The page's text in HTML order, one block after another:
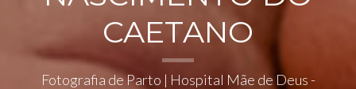
CAETANO
Fotografia de Parto | Hospital Mãe de Deus -